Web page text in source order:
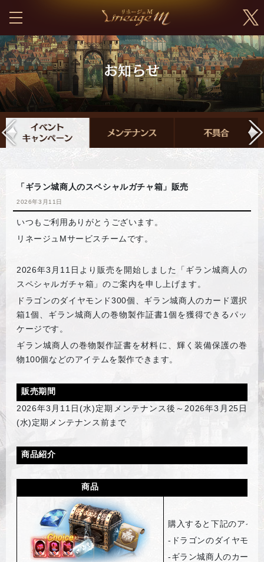
「ギラン城商人のスペシャルガチャ箱」販売
2026年3月11日
いつもご利用ありがとうございます。
リネージュMサービスチームです。
2026年3月11日より販売を開始しました「ギラン城商人の
スペシャルガチャ箱」のご案内を申し上げます。
ドラゴンのダイヤモンド300個、ギラン城商人のカード選択
箱1個、ギラン城商人の巻物製作証書1個を獲得できるパッ
ケージです。
ギラン城商人の巻物製作証書を材料に、輝く装備保護の巻
物100個などのアイテムを製作できます。
販売期間
2026年3月11日(水)定期メンテナンス後～2026年3月25日
(水)定期メンテナンス前まで
商品紹介
商品
購入すると下記のアイ
- ドラゴンのダイヤモン
-ギラン城商人のカード